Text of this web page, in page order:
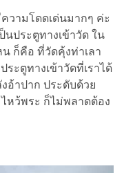
วามโดดเด่นมากๆ ค่ะ
นประตูทางเข้าวัด ใน
ก็คือ ที่วัดคุ้งท่าเลา
ะตูทางเข้าวัดที่เราได้
อ้าปาก ประดับด้วย
หว้พระ ก็ไม่พลาดต้อง